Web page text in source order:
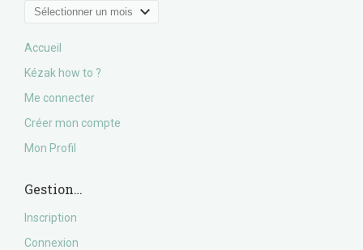
Archives
Accueil
Kézak how to ?
Me connecter
Créer mon compte
Mon Profil
Gestion…
Inscription
Connexion